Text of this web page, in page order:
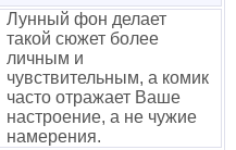
Лунный фон делает
такой сюжет более
личным и
чувствительным, а комик
часто отражает Ваше
настроение, а не чужие
намерения.